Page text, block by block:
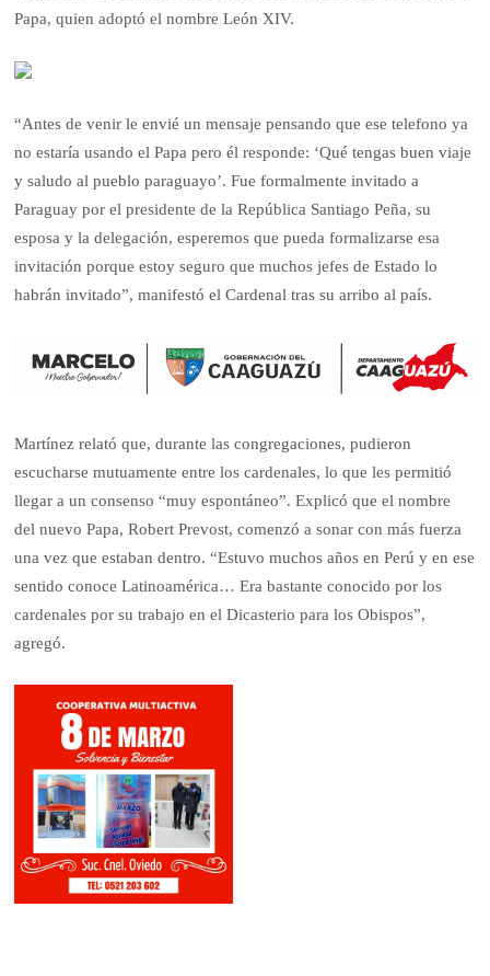
Papa, quien adoptó el nombre León XIV.
“Antes de venir le envié un mensaje pensando que ese telefono ya
no estaría usando el Papa pero él responde: ‘Qué tengas buen viaje
y saludo al pueblo paraguayo’. Fue formalmente invitado a
Paraguay por el presidente de la República Santiago Peña, su
esposa y la delegación, esperemos que pueda formalizarse esa
invitación porque estoy seguro que muchos jefes de Estado lo
habrán invitado”, manifestó el Cardenal tras su arribo al país.
Martínez relató que, durante las congregaciones, pudieron
escucharse mutuamente entre los cardenales, lo que les permitió
llegar a un consenso “muy espontáneo”. Explicó que el nombre
del nuevo Papa, Robert Prevost, comenzó a sonar con más fuerza
una vez que estaban dentro. “Estuvo muchos años en Perú y en ese
sentido conoce Latinoamérica… Era bastante conocido por los
cardenales por su trabajo en el Dicasterio para los Obispos”,
agregó.